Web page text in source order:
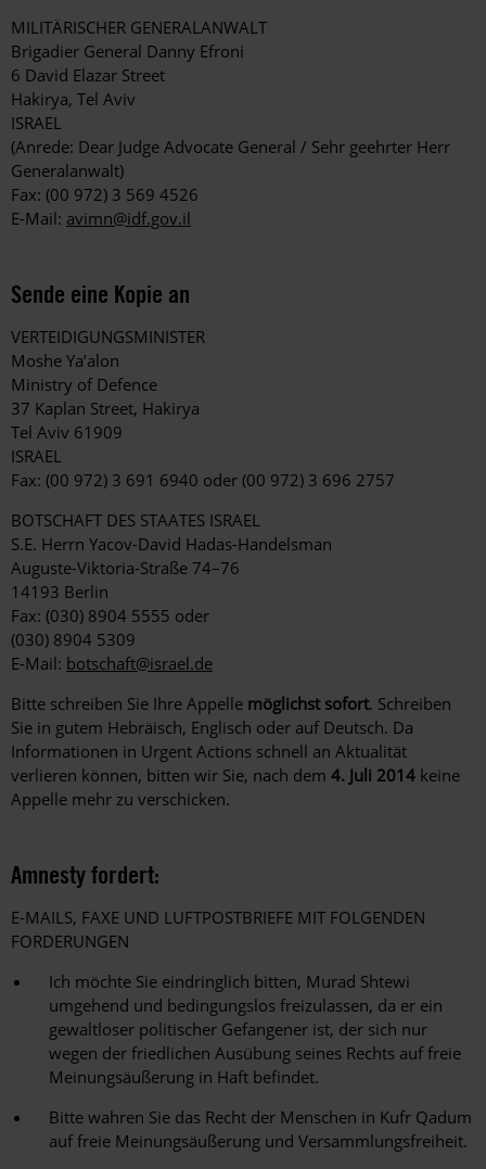
MILITÄRISCHER GENERALANWALT
Brigadier General Danny Efroni
6 David Elazar Street
Hakirya, Tel Aviv
ISRAEL
(Anrede: Dear Judge Advocate General / Sehr geehrter Herr
Generalanwalt)
Fax: (00 972) 3 569 4526
E-Mail: avimn@idf.gov.il
Sende eine Kopie an
VERTEIDIGUNGSMINISTER
Moshe Ya’alon
Ministry of Defence
37 Kaplan Street, Hakirya
Tel Aviv 61909
ISRAEL
Fax: (00 972) 3 691 6940 oder (00 972) 3 696 2757
BOTSCHAFT DES STAATES ISRAEL
S.E. Herrn Yacov-David Hadas-Handelsman
Auguste-Viktoria-Straße 74–76
14193 Berlin
Fax: (030) 8904 5555 oder
(030) 8904 5309
E-Mail: botschaft@israel.de
Bitte schreiben Sie Ihre Appelle möglichst sofort. Schreiben
Sie in gutem Hebräisch, Englisch oder auf Deutsch. Da
Informationen in Urgent Actions schnell an Aktualität
verlieren können, bitten wir Sie, nach dem 4. Juli 2014 keine
Appelle mehr zu verschicken.
Amnesty fordert:
E-MAILS, FAXE UND LUFTPOSTBRIEFE MIT FOLGENDEN
FORDERUNGEN
Ich möchte Sie eindringlich bitten, Murad Shtewi
umgehend und bedingungslos freizulassen, da er ein
gewaltloser politischer Gefangener ist, der sich nur
wegen der friedlichen Ausübung seines Rechts auf freie
Meinungsäußerung in Haft befindet.
Bitte wahren Sie das Recht der Menschen in Kufr Qadum
auf freie Meinungsäußerung und Versammlungsfreiheit.